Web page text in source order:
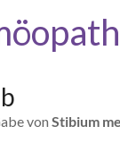
von Stibium